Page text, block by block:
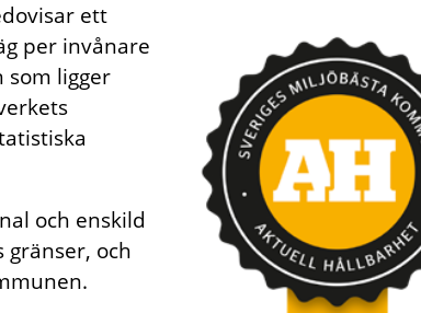
ett
per invånare
som ligger
och enskild
gränser, och